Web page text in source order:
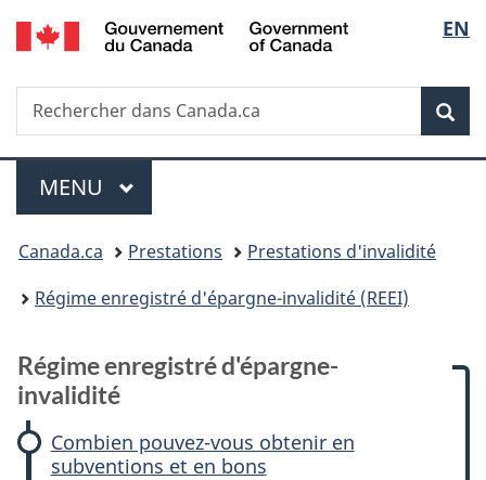
Passer
au
principal
Passer
à
Régime
d'épargne-
Passer
à
Au
du
Passer
à
version
simplifiée
de
la
EN
Recherche
Rechercher
dans
Menu
MENU PRINCIPAL
Vous
êtes
Canada.ca Prestations
Prestations d'invalidité
Régime enregistré d'épargne-invalidité (REEI)
Régime enregistré d'épargne-
invalidité
Combien pouvez-vous obtenir en
subventions et en bons